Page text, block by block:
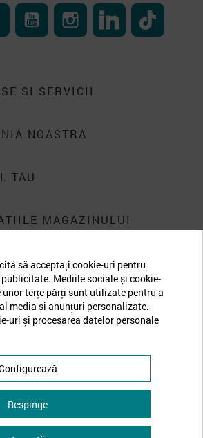
RSS YouTube InstagramLinkedIn
SI SERVICII
NOASTRA
TAU
MAGAZINULUI
să acceptați cookie-uri pentru
Mediile sociale și cookie-
terțe părți sunt utilizate pentru a
media și anunțuri personalizate.
uri și procesarea datelor personale
Respinge